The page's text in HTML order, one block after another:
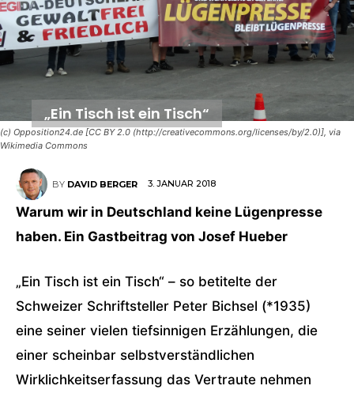
(c) Opposition24.de [CC BY 2.0 (http://creativecommons.org/licenses/by/2.0)], via
Wikimedia Commons
„Ein Tisch ist ein Tisch“
BY DAVID BERGER 3. JANUAR 2018
Warum wir in Deutschland keine Lügenpresse
haben. Ein Gastbeitrag von Josef Hueber
„Ein Tisch ist ein Tisch“ – so betitelte der
Schweizer Schriftsteller Peter Bichsel (*1935)
eine seiner vielen tiefsinnigen Erzählungen, die
einer scheinbar selbstverständlichen
Wirklichkeitserfassung das Vertraute nehmen